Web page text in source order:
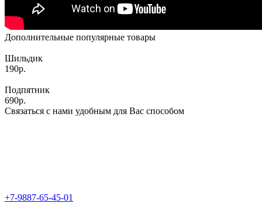
Дополнительные популярные товары
Шильдик
190р.
Подпятник
690р.
Связаться с нами удобным для Вас способом
+7-9887-65-45-01